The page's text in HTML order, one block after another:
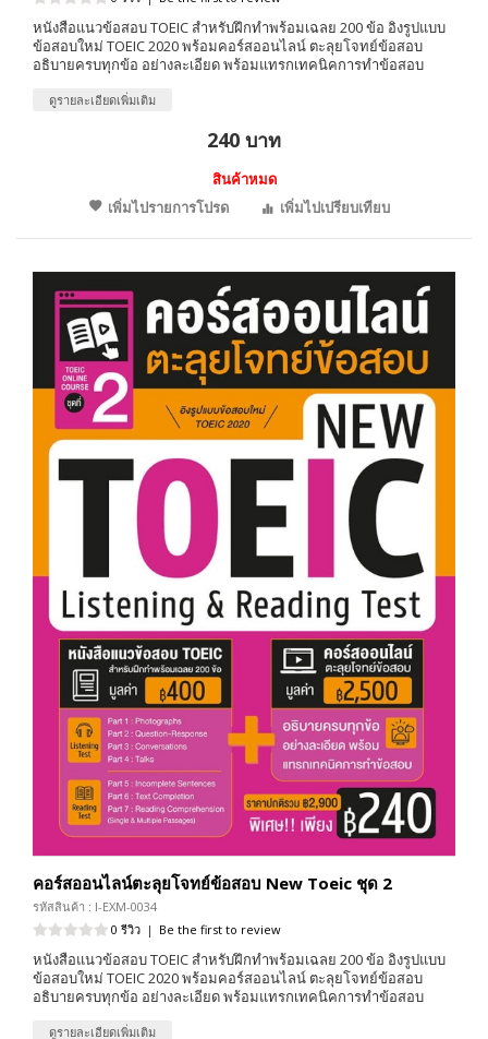
หนังสือแนวข้อสอบ TOEIC สำหรับฝึกทำพร้อมเฉลย 200 ข้อ อิงรูปแบบ
ข้อสอบใหม่ TOEIC 2020 พร้อมคอร์สออนไลน์ ตะลุยโจทย์ข้อสอบ
อธิบายครบทุกข้อ อย่างละเอียด พร้อมแทรกเทคนิคการทำข้อสอบ
ดูรายละเอียดเพิ่มเติม
240 บาท
สินค้าหมด
เพิ่มไปรายการโปรด
เพิ่มไปเปรียบเทียบ
คอร์สออนไลน์ตะลุยโจทย์ข้อสอบ New Toeic ชุด 2
รหัสสินค้า : I-EXM-0034
0 รีวิว | Be the first to review
หนังสือแนวข้อสอบ TOEIC สำหรับฝึกทำพร้อมเฉลย 200 ข้อ อิงรูปแบบ
ข้อสอบใหม่ TOEIC 2020 พร้อมคอร์สออนไลน์ ตะลุยโจทย์ข้อสอบ
อธิบายครบทุกข้อ อย่างละเอียด พร้อมแทรกเทคนิคการทำข้อสอบ
ดูรายละเอียดเพิ่มเติม